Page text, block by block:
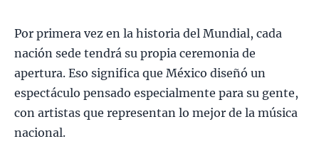
Por primera vez en la historia del Mundial, cada
nación sede tendrá su propia ceremonia de
apertura. Eso significa que México diseñó un
espectáculo pensado especialmente para su gente,
con artistas que representan lo mejor de la música
nacional.